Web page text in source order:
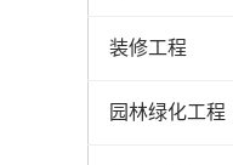
装修工程
园林绿化工程